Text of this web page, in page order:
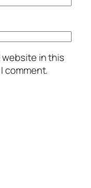
website in this
comment.